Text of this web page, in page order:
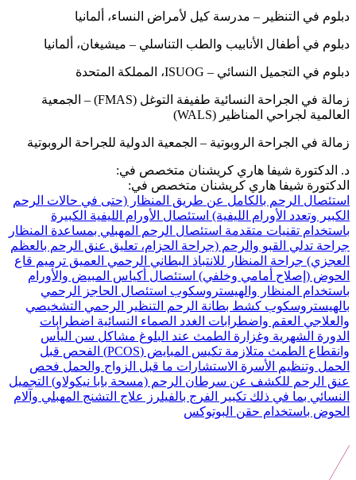
دبلوم في التنظير – مدرسة كيل لأمراض النساء، ألمانيا
دبلوم في أطفال الأنابيب والطب التناسلي – ميشيغان، ألمانيا
دبلوم في التجميل النسائي – ISUOG، المملكة المتحدة
زمالة في الجراحة النسائية طفيفة التوغل (FMAS) – الجمعية
العالمية لجراحي المناظير (WALS)
زمالة في الجراحة الروبوتية – الجمعية الدولية للجراحة الروبوتية
د. الدكتورة شيفا هاري كريشنان متخصص في:
الدكتورة شيفا هاري كريشنان متخصص في:
استئصال الرحم بالكامل عن طريق المنظار (حتى في حالات الرحم
الكبير وتعدد الأورام الليفية) استئصال الأورام الليفية الكبيرة
باستخدام تقنيات متقدمة استئصال الرحم المهبلي بمساعدة المنظار
جراحة تدلي القبو والرحم (جراحة الحزام، تعليق عنق الرحم بالعظم
العجزي) جراحة المنظار للانتباذ البطاني الرحمي العميق ترميم قاع
الحوض (إصلاح أمامي وخلفي) استئصال أكياس المبيض والأورام
باستخدام المنظار والهيستروسكوب استئصال الحاجز الرحمي
بالهيستروسكوب كشط بطانة الرحم
التنظير الرحمي التشخيصي
والعلاجي العقم واضطرابات الغدد الصماء النسائية اضطرابات
الدورة الشهرية وغزارة الطمث عند البلوغ مشاكل سن اليأس
وانقطاع الطمث متلازمة تكيس المبايض (PCOS)
الفحص قبل
الحمل وتنظيم الأسرة الاستشارات ما قبل الزواج والحمل فحص
عنق الرحم للكشف عن سرطان الرحم (مسحة بابا نيكولاو) التجميل
النسائي بما في ذلك تكبير الفرج بالفيلرز علاج التشنج المهبلي وآلام
الحوض باستخدام حقن البوتوكس